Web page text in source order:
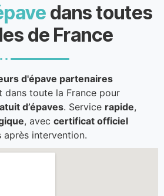
dans toutes
de France
d'épave partenaires
dans toute la France pour
d’épaves. Service rapide,
, avec certificat officiel
après intervention.